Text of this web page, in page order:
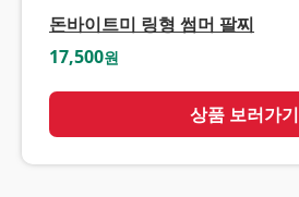
돈바이트미 링형 썸머 팔찌
17,500원
상품 보러가기